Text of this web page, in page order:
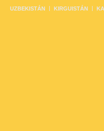
UZBEKISTÁN KIRGUISTÁN